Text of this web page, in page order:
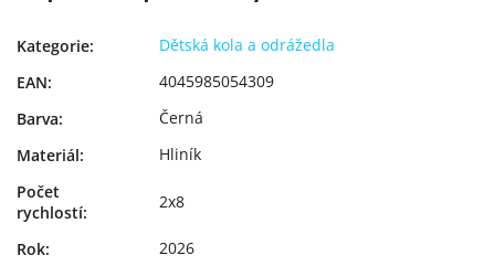
Kategorie:
Dětská kola a odrážedla
EAN:
4045985054309
Barva:
Černá
Materiál:
Hliník
Počet
rychlostí:
2x8
Rok:
2026